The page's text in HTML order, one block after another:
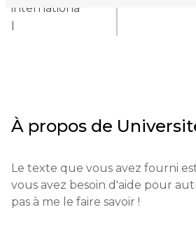
internationa
À propos de
Le texte que vous avez fourni
vous avez besoin d'aide pour
pas à me le faire savoir !